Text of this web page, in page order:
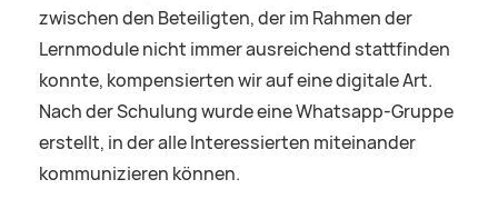
zwischen den Beteiligten, der im Rahmen der
Lernmodule nicht immer ausreichend stattfinden
konnte, kompensierten wir auf eine digitale Art.
Nach der Schulung wurde eine Whatsapp-Gruppe
erstellt, in der alle Interessierten miteinander
kommunizieren können.